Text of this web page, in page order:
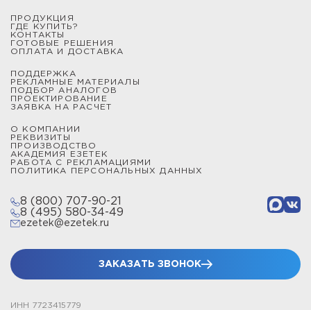
ПРОДУКЦИЯ
ГДЕ КУПИТЬ?
КОНТАКТЫ
ГОТОВЫЕ РЕШЕНИЯ
ОПЛАТА И ДОСТАВКА
ПОДДЕРЖКА
РЕКЛАМНЫЕ МАТЕРИАЛЫ
ПОДБОР АНАЛОГОВ
ПРОЕКТИРОВАНИЕ
ЗАЯВКА НА РАСЧЕТ
О КОМПАНИИ
РЕКВИЗИТЫ
ПРОИЗВОДСТВО
АКАДЕМИЯ ЕЗЕТЕК
РАБОТА С РЕКЛАМАЦИЯМИ
ПОЛИТИКА ПЕРСОНАЛЬНЫХ ДАННЫХ
8 (800) 707-90-21
8 (495) 580-34-49
ezetek@ezetek.ru
ЗАКАЗАТЬ ЗВОНОК
ИНН 7723415779